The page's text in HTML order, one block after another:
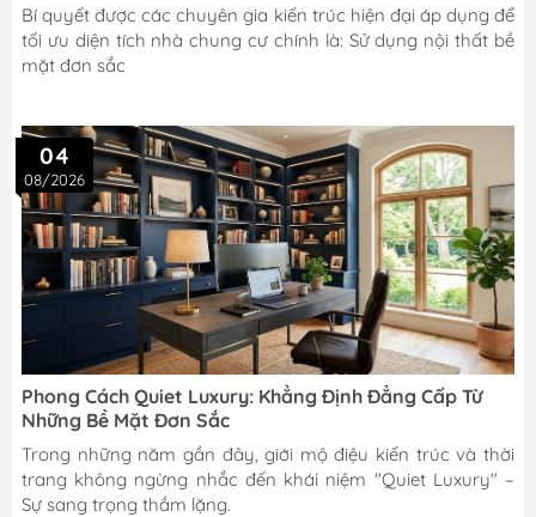
Bí quyết được các chuyên gia kiến trúc hiện đại áp dụng để
tối ưu diện tích nhà chung cư chính là: Sử dụng nội thất bề
mặt đơn sắc
04
08/2026
Phong Cách Quiet Luxury: Khẳng Định Đẳng Cấp Từ
Những Bề Mặt Đơn Sắc
Trong những năm gần đây, giới mộ điệu kiến trúc và thời
trang không ngừng nhắc đến khái niệm "Quiet Luxury" –
Sự sang trọng thầm lặng.